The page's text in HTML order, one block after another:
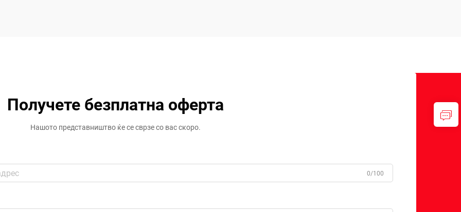
Получете безплатна оферта
Нашото представништво ќе се сврзе со вас скоро.
0/100